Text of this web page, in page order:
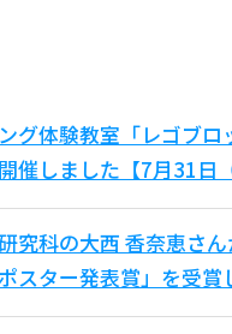
グ体験教室「レゴブ
催しました【7月31日
究科の大西 香奈恵さ
スター発表賞」を受